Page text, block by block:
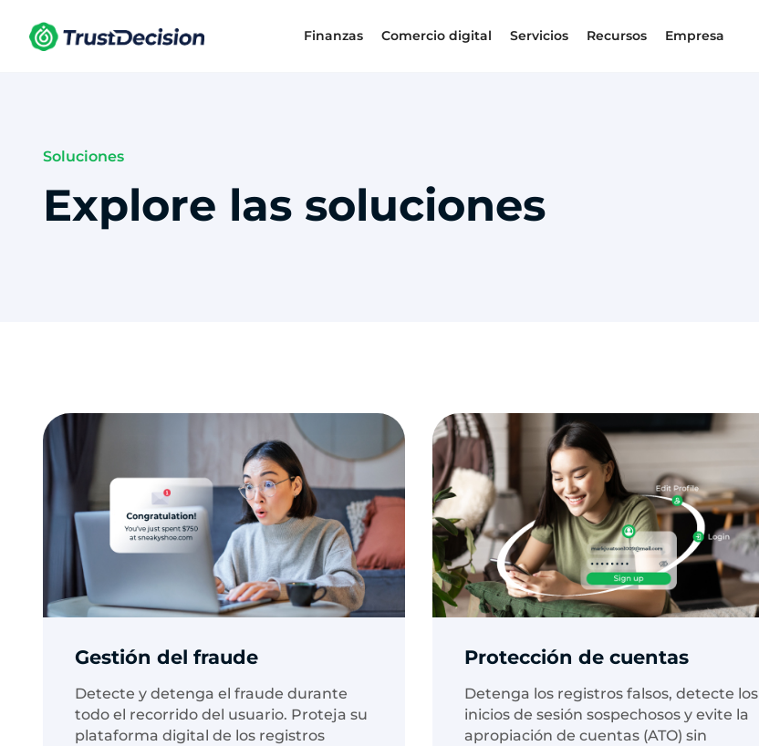
Finanzas Comercio digital Servicios Recursos Empresa
Soluciones
Explore las soluciones
Gestión del fraude
Detecte y detenga el fraude durante
todo el recorrido del usuario. Proteja su
plataforma digital de los registros
Protección de cuentas
Detenga los registros falsos, detecte los
inicios de sesión sospechosos y evite la
apropiación de cuentas (ATO) sin